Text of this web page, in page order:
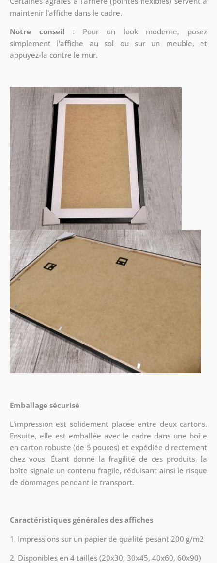
maintenir l'affiche dans le cadre.
Notre conseil : Pour un look moderne, posez
simplement l'affiche au sol ou sur un meuble, et
appuyez-la contre le mur.
Emballage sécurisé
L'impression est solidement placée entre deux cartons.
Ensuite, elle est emballée avec le cadre dans une boîte
en carton robuste (de 5 pouces) et expédiée directement
chez vous. Étant donné la fragilité de ces produits, la
boîte signale un contenu fragile, réduisant ainsi le risque
de dommages pendant le transport.
Caractéristiques générales des affiches
1. Impressions sur un papier de qualité pesant 200 g/m2
2. Disponibles en 4 tailles (20x30, 30x45, 40x60, 60x90)